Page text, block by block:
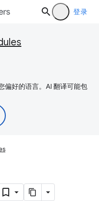
登录
偏好的语言。AI 翻译可能包